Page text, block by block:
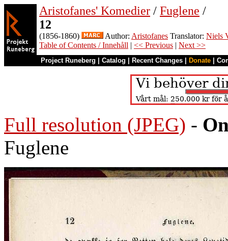
Aristofanes' Komedier / Fuglene /
12
(1856-1860) Author: Aristofanes Translator: Niels
Table of Contents / Innehåll | << Previous | Next >>
Project Runeberg Catalog Recent Changes Donate
Full resolution (JPEG) -
Fuglene